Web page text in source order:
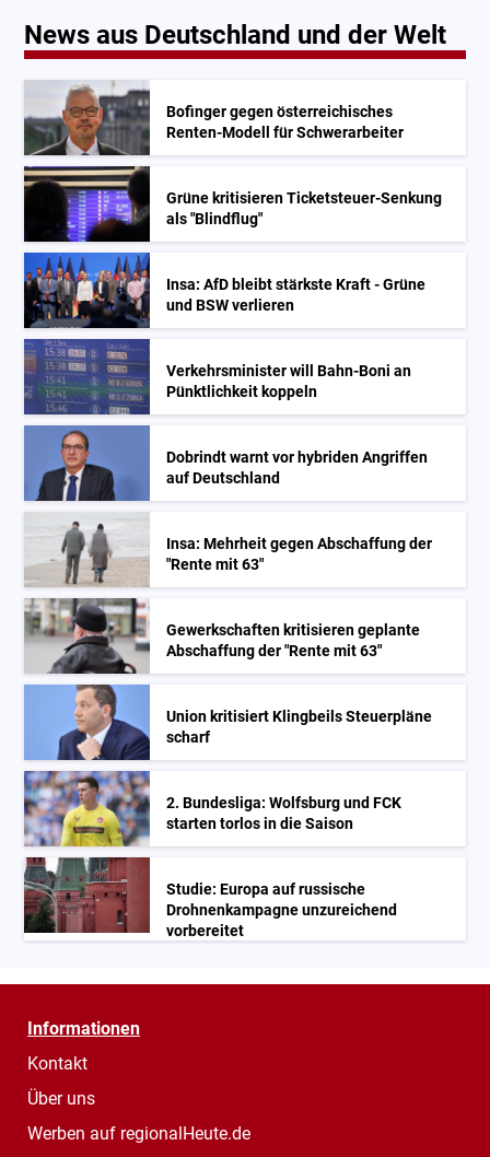
News aus Deutschland und der Welt
Bofinger gegen österreichisches
Renten-Modell für Schwerarbeiter
Grüne kritisieren Ticketsteuer-Senkung
als "Blindflug"
Insa: AfD bleibt stärkste Kraft - Grüne
und BSW verlieren
Verkehrsminister will Bahn-Boni an
Pünktlichkeit koppeln
Dobrindt warnt vor hybriden Angriffen
auf Deutschland
Insa: Mehrheit gegen Abschaffung der
"Rente mit 63"
Gewerkschaften kritisieren geplante
Abschaffung der "Rente mit 63"
Union kritisiert Klingbeils Steuerpläne
scharf
2. Bundesliga: Wolfsburg und FCK
starten torlos in die Saison
Studie: Europa auf russische
Drohnenkampagne unzureichend
vorbereitet
Informationen
Kontakt
Über uns
Werben auf regionalHeute.de